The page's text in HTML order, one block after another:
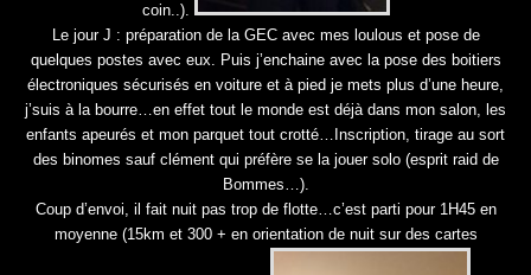
coin..).
Le jour J : préparation de la GEC avec mes loulous et pose de
quelques postes avec eux. Puis j’enchaine avec la pose des boitiers
électroniques sécurisés en voiture et à pied je mets plus d’une heure,
j’suis à la bourre…en effet tout le monde est déjà dans mon salon, les
enfants apeurés et mon parquet tout crotté…Inscription, tirage au sort
des binomes sauf clément qui préfère se la jouer solo (esprit raid de
Bommes…).
Coup d’envoi, il fait nuit pas trop de flotte…c’est parti pour 1H45 en
moyenne (15km et 300 + en orientation de nuit sur des cartes